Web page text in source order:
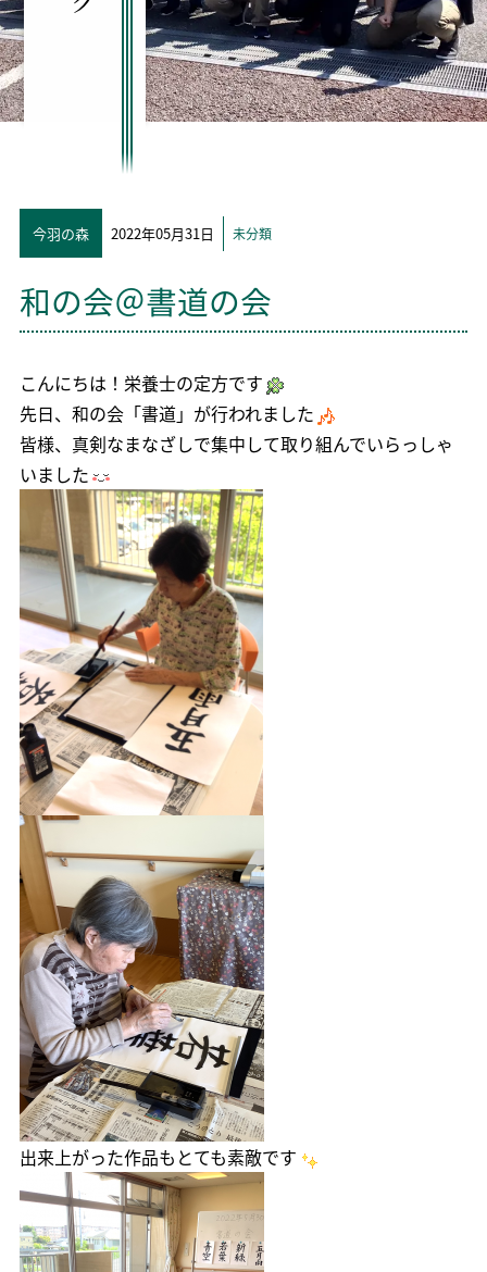
今羽の森 2022年05月31日 未分類
和の会＠書道の会
こんにちは！栄養士の定方です
先日、和の会「書道」が行われました
皆様、真剣なまなざしで集中して取り組んでいらっしゃ
いました
出来上がった作品もとても素敵です